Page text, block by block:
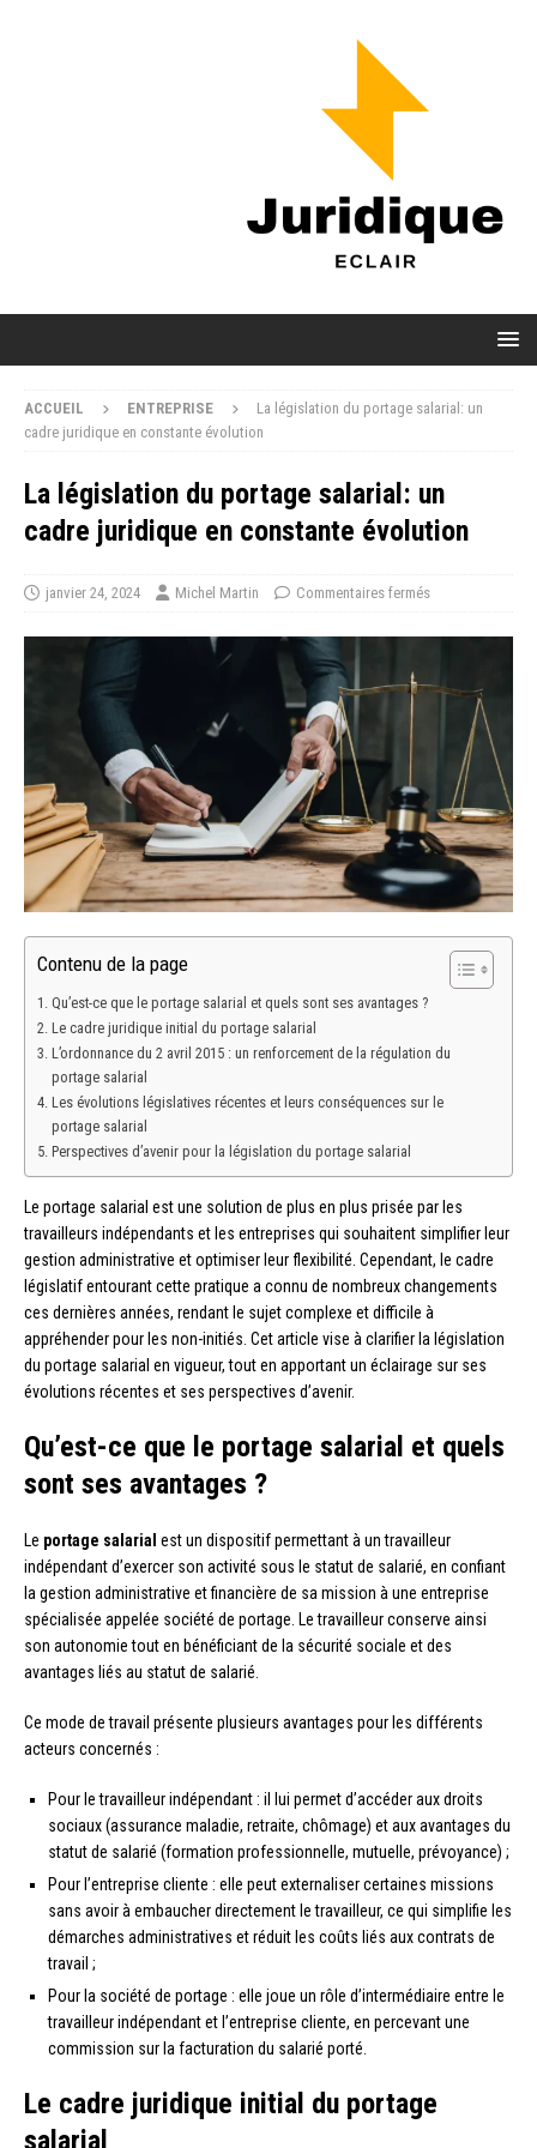
ACCUEIL ENTREPRISE
La législation du portage salarial: un
cadre juridique en constante évolution
La législation du portage salarial: un
cadre juridique en constante évolution
janvier 24, 2024 Michel Martin Commentaires fermés
Contenu de la page
Qu’est-ce que le portage salarial et quels sont ses avantages ?
Le cadre juridique initial du portage salarial
L’ordonnance du 2 avril 2015 : un renforcement de la régulation du
portage salarial
Les évolutions législatives récentes et leurs conséquences sur le
portage salarial
Perspectives d’avenir pour la législation du portage salarial
Le portage salarial est une solution de plus en plus prisée par les
travailleurs indépendants et les entreprises qui souhaitent simplifier leur
gestion administrative et optimiser leur flexibilité. Cependant, le cadre
législatif entourant cette pratique a connu de nombreux changements
ces dernières années, rendant le sujet complexe et difficile à
appréhender pour les non-initiés. Cet article vise à clarifier la législation
du portage salarial en vigueur, tout en apportant un éclairage sur ses
évolutions récentes et ses perspectives d’avenir.
Qu’est-ce que le portage salarial et quels
sont ses avantages ?
Le portage salarial est un dispositif permettant à un travailleur
indépendant d’exercer son activité sous le statut de salarié, en confiant
la gestion administrative et financière de sa mission à une entreprise
spécialisée appelée société de portage. Le travailleur conserve ainsi
son autonomie tout en bénéficiant de la sécurité sociale et des
avantages liés au statut de salarié.
Ce mode de travail présente plusieurs avantages pour les différents
acteurs concernés :
Pour le travailleur indépendant : il lui permet d’accéder aux droits
sociaux (assurance maladie, retraite, chômage) et aux avantages du
statut de salarié (formation professionnelle, mutuelle, prévoyance) ;
Pour l’entreprise cliente : elle peut externaliser certaines missions
sans avoir à embaucher directement le travailleur, ce qui simplifie les
démarches administratives et réduit les coûts liés aux contrats de
travail ;
Pour la société de portage : elle joue un rôle d’intermédiaire entre le
travailleur indépendant et l’entreprise cliente, en percevant une
commission sur la facturation du salarié porté.
Le cadre juridique initial du portage
salarial